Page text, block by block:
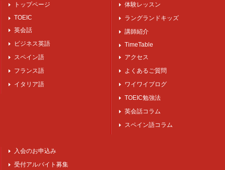
トップページ
TOEIC
英会話
ビジネス英語
スペイン語
フランス語
イタリア語
体験レッスン
ラングランドキッズ
講師紹介
TimeTable
アクセス
よくあるご質問
ワイワイブログ
TOEIC勉強法
英会話コラム
スペイン語コラム
入会のお申込み
受付アルバイト募集